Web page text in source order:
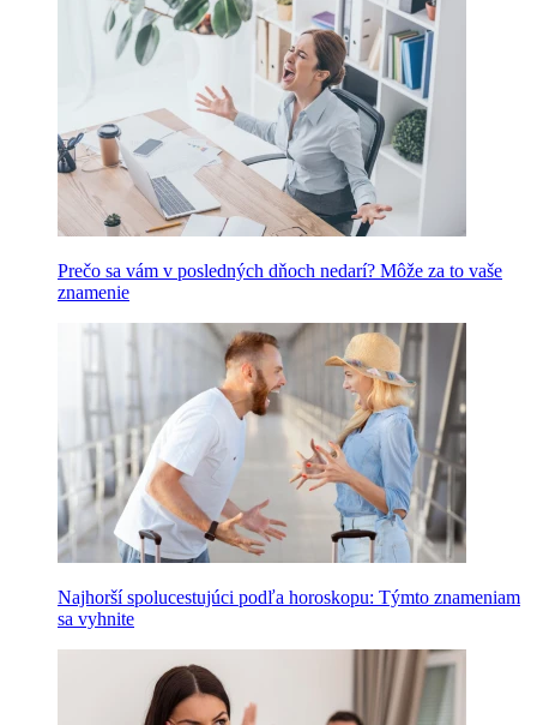
Prečo sa vám v posledných dňoch nedarí? Môže za to vaše
znamenie
Najhorší spolucestujúci podľa horoskopu: Týmto znameniam
sa vyhnite